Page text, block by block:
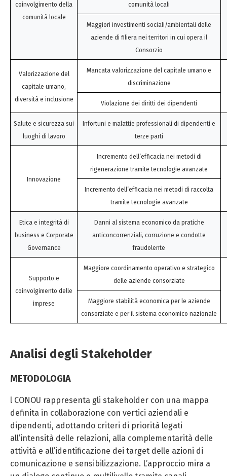
coinvolgimento della
comunità locale
comunità locali
Maggiori investimenti sociali/ambientali delle
aziende di filiera nei territori in cui opera il
Consorzio
Valorizzazione del
capitale umano,
diversità e inclusione
Mancata valorizzazione del capitale umano e
discriminazione
Violazione dei diritti dei dipendenti
Salute e sicurezza sui
luoghi di lavoro
Infortuni e malattie professionali di dipendenti e
terze parti
Innovazione
Incremento dell’efficacia nei metodi di
rigenerazione tramite tecnologie avanzate
Incremento dell’efficacia nei metodi di raccolta
tramite tecnologie avanzate
Etica e integrità di
business e Corporate
Governance
Danni al sistema economico da pratiche
anticoncorrenziali, corruzione e condotte
fraudolente
Supporto e
coinvolgimento delle
imprese
Maggiore coordinamento operativo e strategico
delle aziende consorziate
Maggiore stabilità economica per le aziende
consorziate e per il sistema economico nazionale
Analisi degli Stakeholder
METODOLOGIA
l CONOU rappresenta gli stakeholder con una mappa
definita in collaborazione con vertici aziendali e
dipendenti, adottando criteri di priorità legati
all’intensità delle relazioni, alla complementarità delle
attività e all’identificazione dei target delle azioni di
comunicazione e sensibilizzazione. L’approccio mira a